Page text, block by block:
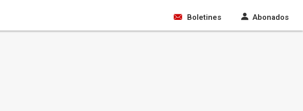
Boletines Abonados